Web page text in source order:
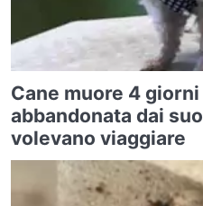
Cane muore 4
abbandonata dai
volevano viaggiare